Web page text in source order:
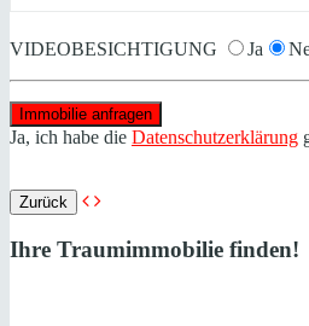
VIDEOBESICHTIGUNG Ja
Ja, ich habe die Datenschutzerklärung
Zurück
Ihre Traumimmobilie finden!